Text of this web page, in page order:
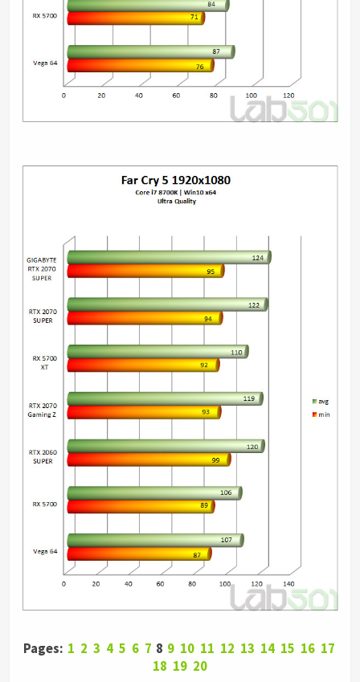
Pages: 1 2 3 4 5 6 7 8 9 10 11 12 13 14 15 16 17
18 19 20